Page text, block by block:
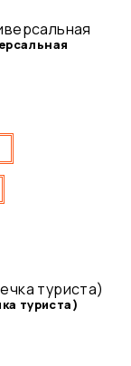
туриста)